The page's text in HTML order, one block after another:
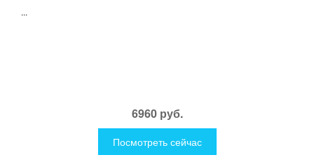
...
6960 руб.
Посмотреть сейчас